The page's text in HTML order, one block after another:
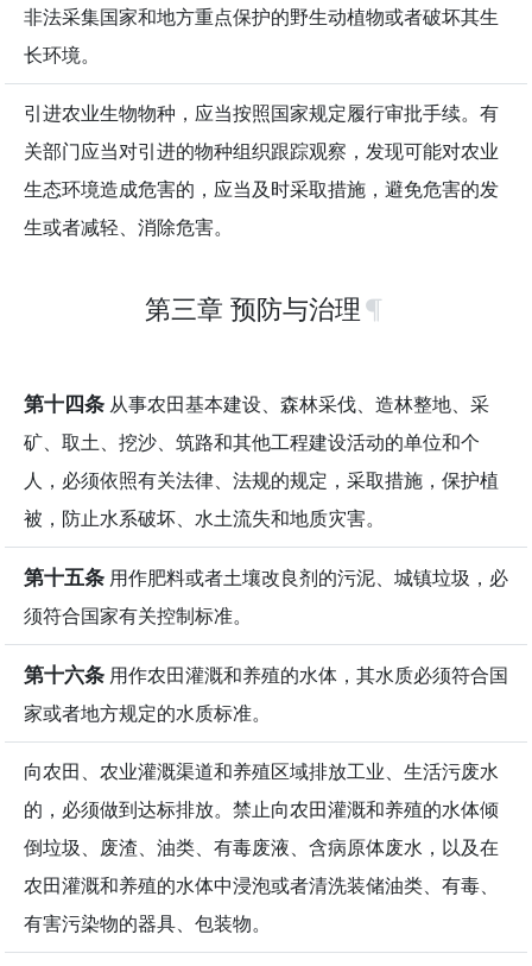
非法采集国家和地方重点保护的野生动植物或者破坏其生
长环境。
引进农业生物物种，应当按照国家规定履行审批手续。有
关部门应当对引进的物种组织跟踪观察，发现可能对农业
生态环境造成危害的，应当及时采取措施，避免危害的发
生或者减轻、消除危害。
第三章 预防与治理
第十四条 从事农田基本建设、森林采伐、造林整地、采
矿、取土、挖沙、筑路和其他工程建设活动的单位和个
人，必须依照有关法律、法规的规定，采取措施，保护植
被，防止水系破坏、水土流失和地质灾害。
第十五条 用作肥料或者土壤改良剂的污泥、城镇垃圾，必
须符合国家有关控制标准。
第十六条 用作农田灌溉和养殖的水体，其水质必须符合国
家或者地方规定的水质标准。
向农田、农业灌溉渠道和养殖区域排放工业、生活污废水
的，必须做到达标排放。禁止向农田灌溉和养殖的水体倾
倒垃圾、废渣、油类、有毒废液、含病原体废水，以及在
农田灌溉和养殖的水体中浸泡或者清洗装储油类、有毒、
有害污染物的器具、包装物。